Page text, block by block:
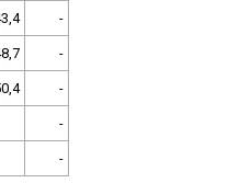
-
-
-
-
-